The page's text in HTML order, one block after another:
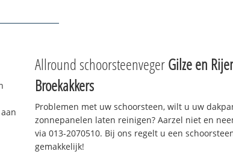
Allround schoorsteenvegerGilze en
Broekakkers
Problemen met uw schoorsteen, wilt u uw
zonnepanelen laten reinigen? Aarzel niet en
via 013-2070510. Bij ons regelt u een
gemakkelijk!